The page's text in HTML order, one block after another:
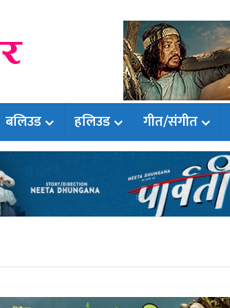
बलिउड हलिउड गीत/संगीत